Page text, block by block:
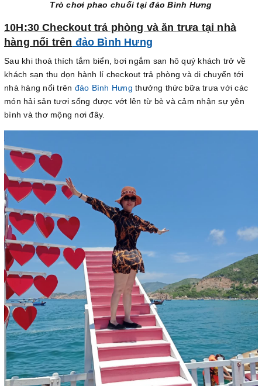
Trò chơi phao chuối tại đảo Bình Hưng
10H:30 Checkout trả phòng và ăn trưa tại nhà
hàng nổi trên đảo Bình Hưng
Sau khi thoả thích tắm biển, bơi ngắm san hô quý khách trở về
khách sạn thu dọn hành lí checkout trả phòng và di chuyển tới
nhà hàng nổi trên đảo Bình Hưng thưởng thức bữa trưa với các
món hải sản tươi sống được vớt lên từ bè và cảm nhận sự yên
bình và thơ mộng nơi đây.